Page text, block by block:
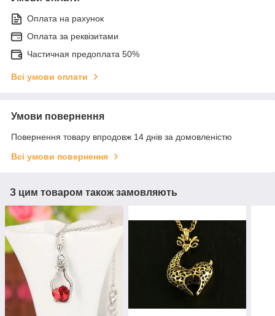
Оплата на рахунок
Оплата за реквізитами
Частичная предоплата 50%
Всі умови оплати
Умови повернення
Повернення товару впродовж 14 днів за домовленістю
Всі умови повернення
З цим товаром також замовляють